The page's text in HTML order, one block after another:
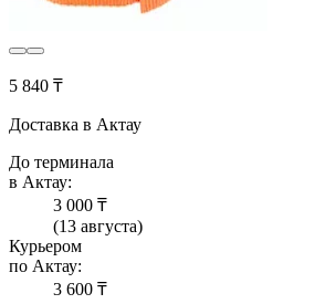
5 840 ₸
Доставка в Актау
До терминала
в Актау:
3 000 ₸
(13 августа)
Курьером
по Актау:
3 600 ₸